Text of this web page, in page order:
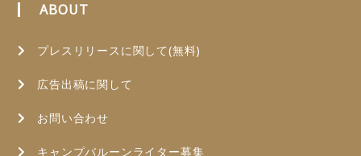
ABOUT
プレスリリースに関して(無料)
広告出稿に関して
お問い合わせ
キャンプバルーンライター募集